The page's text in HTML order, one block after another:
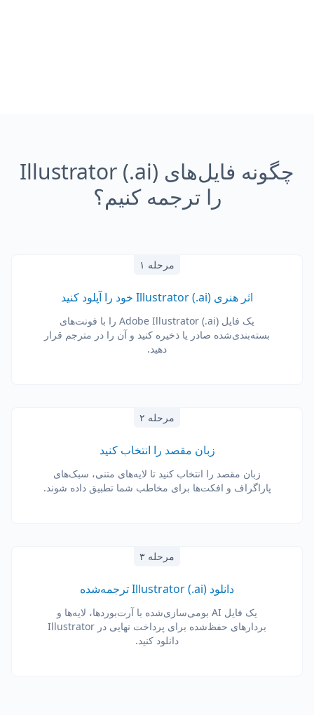
چگونه فایل‌های Illustrator (.ai)
را ترجمه کنیم؟
مرحله ۱
اثر هنری Illustrator (.ai) خود را آپلود کنید
یک فایل Adobe Illustrator (.ai) را با فونت‌های
بسته‌بندی‌شده صادر یا ذخیره کنید و آن را در مترجم قرار
دهید.
مرحله ۲
زبان مقصد را انتخاب کنید
زبان مقصد را انتخاب کنید تا لایه‌های متنی، سبک‌های
پاراگراف و افکت‌ها برای مخاطب شما تطبیق داده شوند.
مرحله ۳
دانلود Illustrator (.ai) ترجمه‌شده
یک فایل AI بومی‌سازی‌شده با آرت‌بوردها، لایه‌ها و
بردارهای حفظ‌شده برای پرداخت نهایی در Illustrator
دانلود کنید.